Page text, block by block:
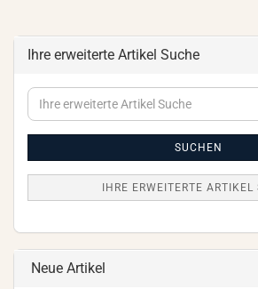
Ihre erweiterte Artikel Suche
Ihre
erweiterte
SUCHEN
IHRE ERWEITERTE ARTIKEL
Neue Artikel